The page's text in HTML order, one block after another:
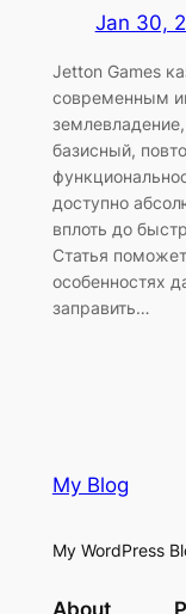
Jan 30,
Jetton Games
современным
базисный,
доступно
вплоть до
Статья
особенностях
заправить…
My Blog
My WordPress